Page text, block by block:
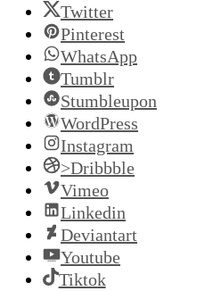
Twitter
Pinterest
WhatsApp
Tumblr
Stumbleupon
WordPress
Instagram
>Dribbble
Vimeo
Linkedin
Deviantart
Youtube
Tiktok